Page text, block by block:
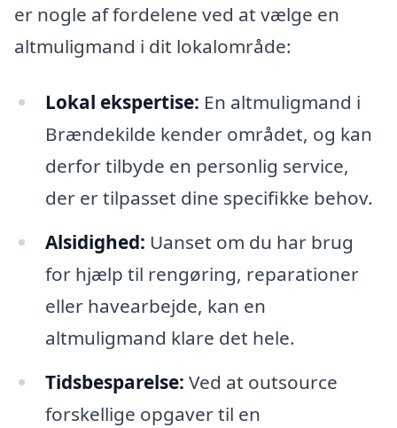
er nogle af fordelene ved at vælge en
altmuligmand i dit lokalområde:
Lokal ekspertise: En altmuligmand i
Brændekilde kender området, og kan
derfor tilbyde en personlig service,
der er tilpasset dine specifikke behov.
Alsidighed: Uanset om du har brug
for hjælp til rengøring, reparationer
eller havearbejde, kan en
altmuligmand klare det hele.
Tidsbesparelse: Ved at outsource
forskellige opgaver til en